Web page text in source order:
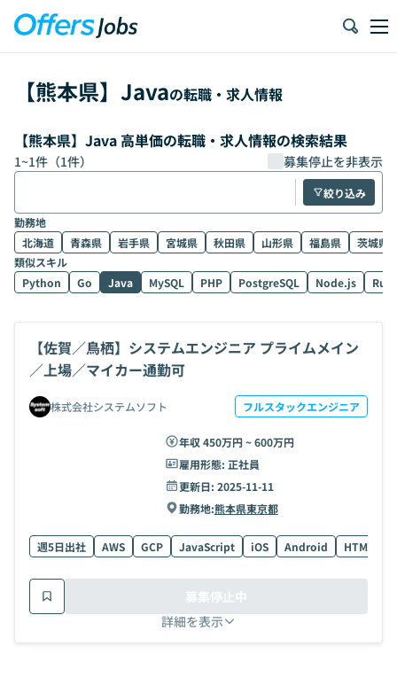
【熊本県】 Javaの転職・求人情報
【熊本県】Java 高単価の転職・求人情報の検索結果
1~1件（1件） 募集停止を非表示
絞り込み
勤務地
北海道
青森県 岩手県 宮城県 秋田県 山形県 福島県
茨城県
類似スキル
Python
Go Java MySQL PHP PostgreSQL Node.js
【佐賀／鳥栖】システムエンジニア プライムメイン
／上場／マイカー通勤可
株式会社システムソフト フルスタックエンジニア
年収 450万円 ~ 600万円
雇用形態: 正社員
更新日: 2025-11-11
勤務地:熊本県東京都
週5日出社 AWS GCP JavaScript iOS Android HTML
詳細を表示
募集停止中